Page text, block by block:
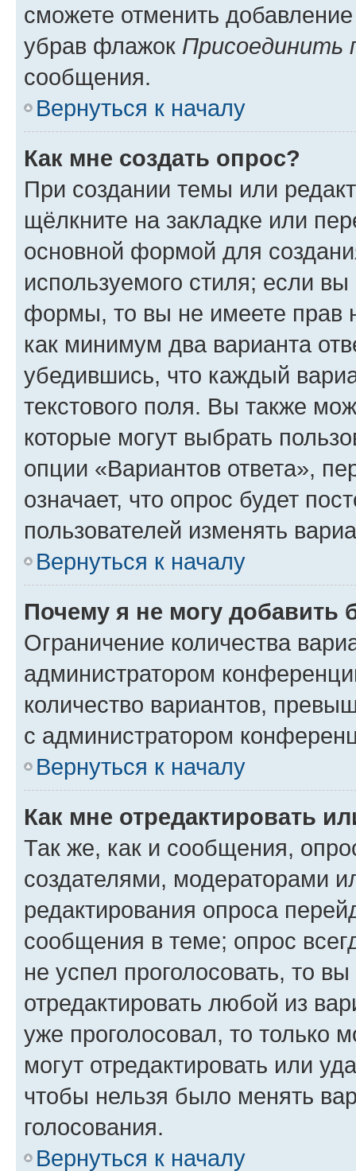
сможете отменить
убрав флажок Присоединить
сообщения.
Вернуться к началу
Как мне создать опрос?
При создании темы или
щёлкните на закладке или
основной формой для
используемого стиля; если
формы, то вы не имеете прав
как минимум два варианта
убедившись, что каждый
текстового поля. Вы также
которые могут выбрать
опции «Вариантов ответа»,
означает, что опрос будет
пользователей изменять
Вернуться к началу
Почему я не могу добавить
Ограничение количества
администратором
количество вариантов,
с администратором
Вернуться к началу
Как мне отредактировать
Так же, как и сообщения,
создателями, модераторами
редактирования опроса
сообщения в теме; опрос
не успел проголосовать, то
отредактировать любой из
уже проголосовал, то только
могут отредактировать или
чтобы нельзя было менять
голосования.
Вернуться к началу